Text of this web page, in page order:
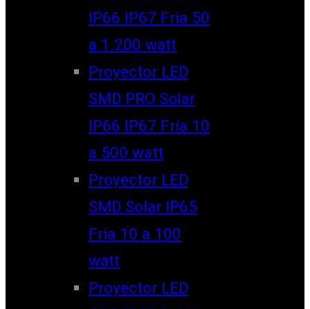
IP66 IP67 Fría 50
a 1.200 watt
Proyector LED
SMD PRO Solar
IP66 IP67 Fría 10
a 500 watt
Proyector LED
SMD Solar IP65
Fría 10 a 100
watt
Proyector LED